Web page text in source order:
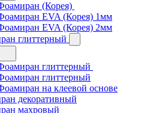
(Корея)
EVA (Корея) 1мм
EVA (Корея) 2мм
глиттерный
глиттерный
глиттерный
на клеевой основе
декоративный
махровый